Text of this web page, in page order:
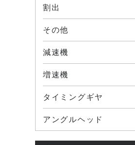
割出
その他
減速機
増速機
タイミングギヤ
アングルヘッド